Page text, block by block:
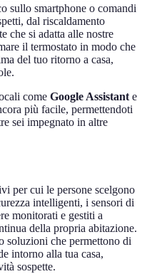
sullo smartphone o comandi
dal riscaldamento
che si adatta alle nostre
il termostato in modo che
del tuo ritorno a casa,
come Google Assistant e
più facile, permettendoti
sei impegnato in altre
per cui le persone scelgono
intelligenti, i sensori di
monitorati e gestiti a
della propria abitazione.
soluzioni che permettono di
intorno alla tua casa,
sospette.